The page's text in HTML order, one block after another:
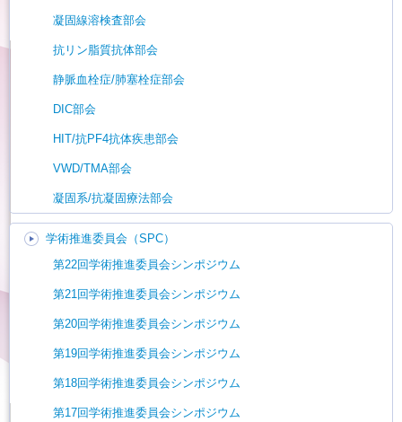
凝固線溶検査部会
抗リン脂質抗体部会
静脈血栓症/肺塞栓症部会
DIC部会
HIT/抗PF4抗体疾患部会
VWD/TMA部会
凝固系/抗凝固療法部会
学術推進委員会（SPC）
第22回学術推進委員会シンポジウム
第21回学術推進委員会シンポジウム
第20回学術推進委員会シンポジウム
第19回学術推進委員会シンポジウム
第18回学術推進委員会シンポジウム
第17回学術推進委員会シンポジウム